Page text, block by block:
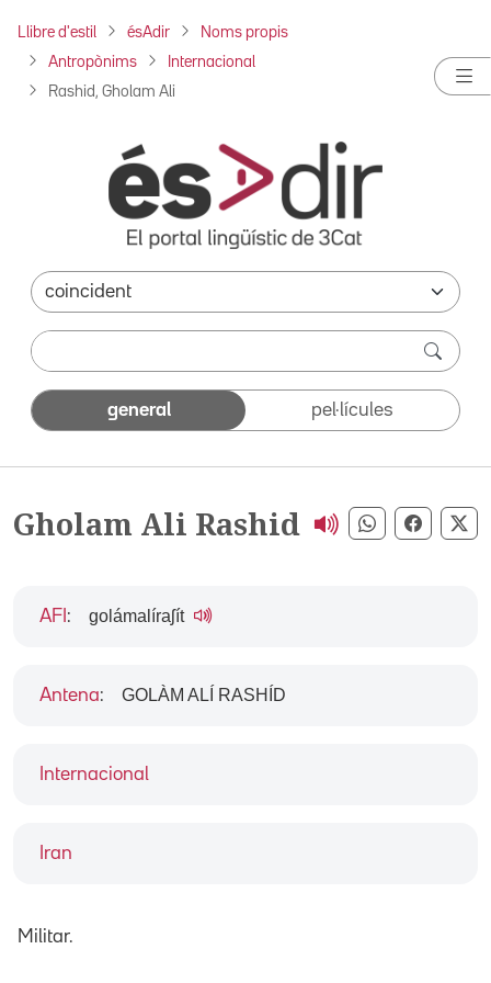
Llibre d'estil ésAdir Noms propis
Antropònims Internacional
Rashid, Gholam Ali
general pel·lícules
Gholam Ali Rashid Compartir
Internacional
Iran
AFI : golámalíraʃít
Antena: GOLÀM ALÍ RASHÍD
Militar.